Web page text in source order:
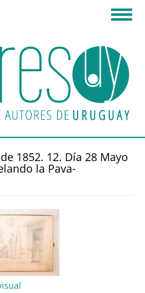
1852. 12. Día 28 Mayo
la Pava-